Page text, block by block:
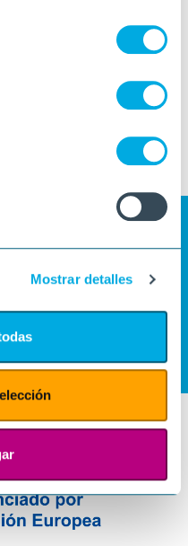
Mostrar detalles